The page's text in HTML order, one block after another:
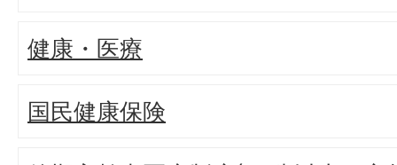
健康・医療
国民健康保険